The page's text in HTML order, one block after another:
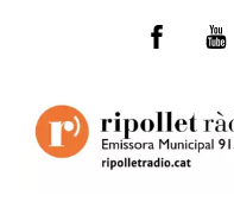
Facebook
You